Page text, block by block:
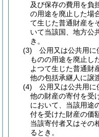
及び保存の費用を負
の用途を廃止した場
て生じた普通財産を
いて当該国、地方公
き。
(3)
公用又は公共用に
ものの用途を廃止し
よつて生じた普通財
他の包括承継人に譲
(4)
公用又は公共用に
他の財産の寄付を受
において、当該用途
付を受けた財産の価
当該寄付者又はその
るとき。